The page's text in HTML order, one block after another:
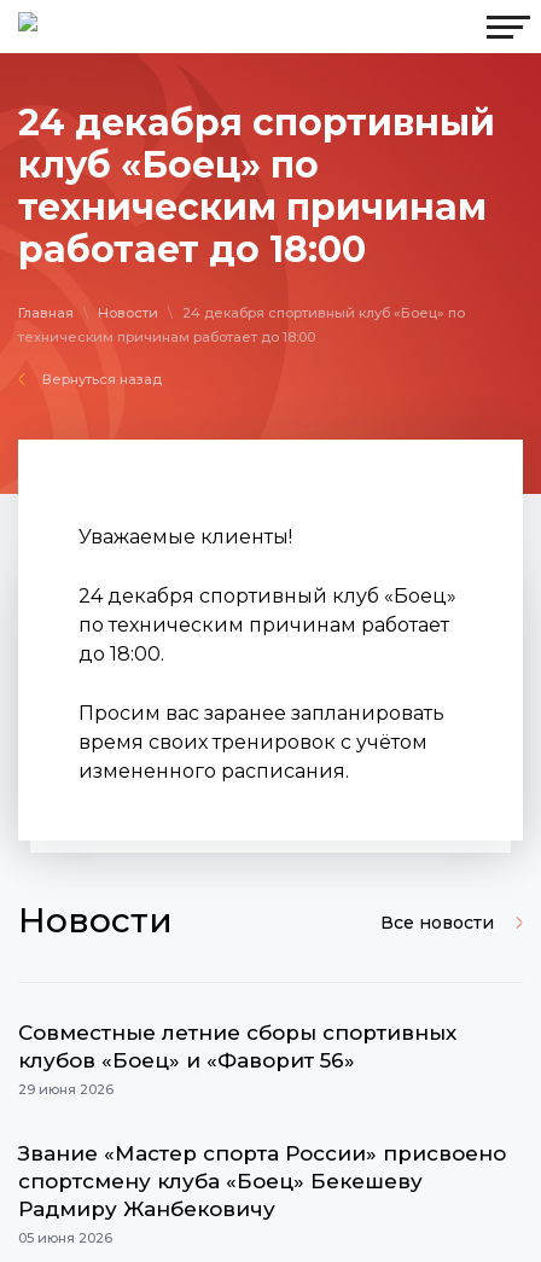
24 декабря спортивный
клуб «Боец» по
техническим причинам
работает до 18:00
Главная \ Новости \
24 декабря спортивный клуб «Боец» по
техническим причинам работает до 18:00
Вернуться назад
Уважаемые клиенты!
24 декабря спортивный клуб «Боец»
по техническим причинам работает
до 18:00.
Просим вас заранее запланировать
время своих тренировок с учётом
измененного расписания.
Новости Все новости
Cовместные летние сборы спортивных
клубов «Боец» и «Фаворит 56»
29 июня 2026
Звание «Мастер спорта России» присвоено
спортсмену клуба «Боец» Бекешеву
Радмиру Жанбековичу
05 июня 2026